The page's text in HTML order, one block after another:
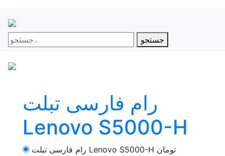
جستجو
رام فارسی تبلت
Lenovo S5000-H
رام فارسی تبلت Lenovo S5000-H تومان